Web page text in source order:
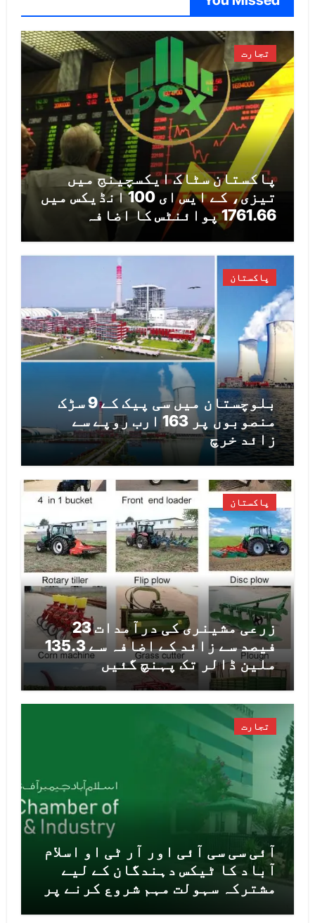
تجارت
پاکستان سٹاک ایکسچینج میں
تیزی، کے ایس ای 100 انڈیکس میں
1761.66 پوائنٹس کا اضافہ
پاکستان
بلوچستان میں سی پیک کے 9 سڑک
منصوبوں پر 163 ارب روپے سے
زائد خرچ
پاکستان
زرعی مشینری کی درآمدات 23
فیصد سے زائد کے اضافہ سے 135.3
ملین ڈالر تک پہنچ گئیں
تجارت
آئی سی سی آئی اور آر ٹی او اسلام
آباد کا ٹیکس دہندگان کے لیے
مشترکہ سہولت مہم شروع کرنے پر